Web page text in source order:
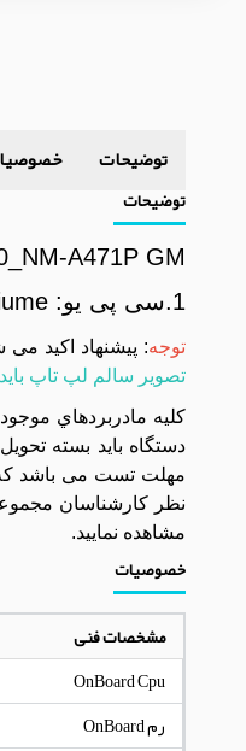
توضیحات
توضیحات
A471P GM
1.سی پی یو: Intel-Pentiume
توجه: پیشنهاد اکید
تصویر سالم لپ تاپ
مهلت تست می باشد
نظر کارشناسان
مشاهده نمایید.
خصوصیات
مشخصات فنی
OnBoard Cpu
رم OnBoard